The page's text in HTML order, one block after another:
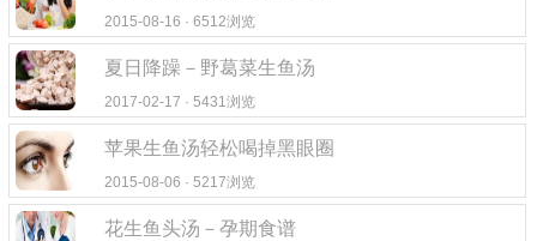
2015-08-16 · 6512浏览
夏日降躁－野葛菜生鱼汤
2017-02-17 · 5431浏览
苹果生鱼汤轻松喝掉黑眼圈
2015-08-06 · 5217浏览
花生鱼头汤－孕期食谱